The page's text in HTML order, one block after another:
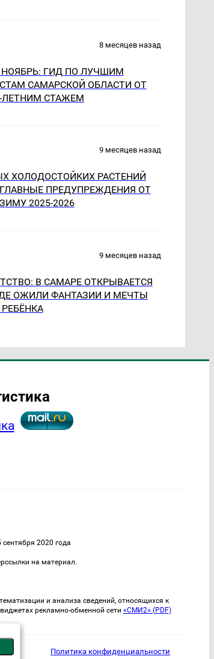
8 месяцев назад
ГИД ПО ЛУЧШИМ
САМАРСКОЙ ОБЛАСТИ ОТ
ЛЕТНИМ СТАЖЕМ
9 месяцев назад
ХОЛОДОСТОЙКИХ РАСТЕНИЙ
ПРЕДУПРЕЖДЕНИЯ ОТ
2025-2026
9 месяцев назад
В САМАРЕ ОТКРЫВАЕТСЯ
ОЖИЛИ ФАНТАЗИИ И МЕЧТЫ
2020 года
на материал.
и анализа сведений, относящихся к
рекламно-обменной сети «СМИ2» (PDF)
Политика конфиденциальности